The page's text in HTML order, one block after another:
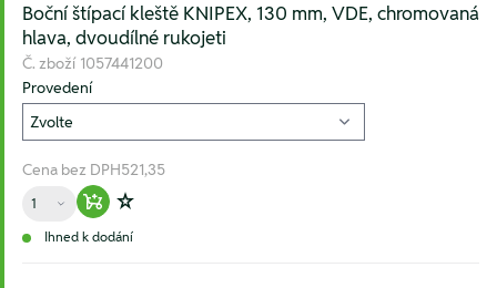
Boční štípací kleště KNIPEX, 130 mm, VDE, chromovaná
hlava, dvoudílné rukojeti
Č. zboží 1057441200
Provedení
Cena bez DPH521,35
Množství
Warenkorb hinzufügen
Zur Wunschliste hinzufügen
Ihned k dodání